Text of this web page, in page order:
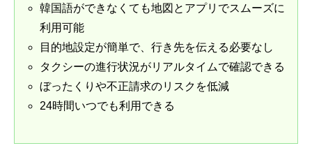
韓国語ができなくても地図とアプリでスムーズに
利用可能
目的地設定が簡単で、行き先を伝える必要なし
タクシーの進行状況がリアルタイムで確認できる
ぼったくりや不正請求のリスクを低減
24時間いつでも利用できる